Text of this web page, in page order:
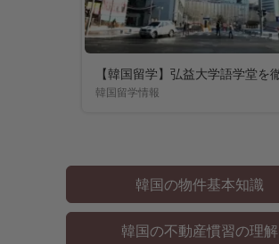
韓国生活情報
韓国の物件基本知識
韓国の不動産慣習の理解